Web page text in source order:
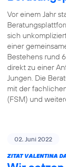
Vor einem Jahr
sich
einer
Bestehens rund
direkt zu einer
Jungen. Die
mit der
(FSM) und
02. Juni 2022
ZITAT VALENTINA